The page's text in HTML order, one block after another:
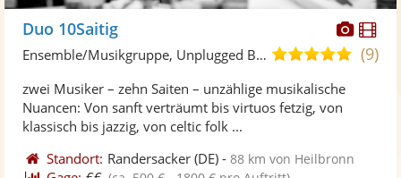
Duo 10Saitig
5,0(9)
Ensemble/Musikgruppe, Unplugged Band/Akustik Band
zwei Musiker – zehn Saiten – unzählige musikalische
Nuancen: Von sanft verträumt bis virtuos fetzig, von
klassisch bis jazzig, von celtic folk ...
Standort: Randersacker (DE) -88 km von Heilbronn